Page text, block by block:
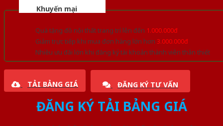
Khuyến mại
Quà tặng đồ nội thất trang trí lên đến 1.000.000đ
Giảm trực tiếp khi mua đơn hàng lớn hơn 3.000.000đ
Nhiều ưu đãi lớn khi đăng ký tài khoản thành viên thân thiết
TẢI BẢNG GIÁ ĐĂNG KÝ TƯ VẤN
ĐĂNG KÝ TẢI BẢNG GIÁ